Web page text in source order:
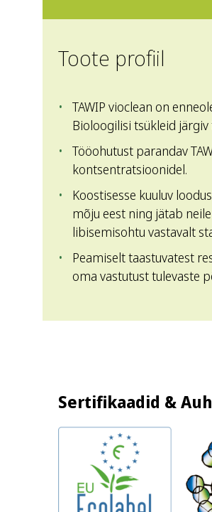
Toote profiil
TAWIP vioclean on
Bioloogilisi tsükleid
Tööohutust parandav
kontsentratsioonidel.
Koostisesse kuuluv
mõju eest ning jätab
libisemisohtu vastavalt
Peamiselt taastuvatest
oma vastutust tulevaste
Sertifikaadid &